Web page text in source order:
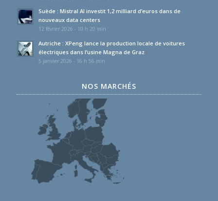
Suède : Mistral AI investit 1,2 milliard d’euros dans de
nouveaux data centers
12 février 2026 - 10 h 20 min
Autriche : XPeng lance la production locale de voitures
électriques dans l’usine Magna de Graz
5 janvier 2026 - 16 h 56 min
NOS MARCHÉS